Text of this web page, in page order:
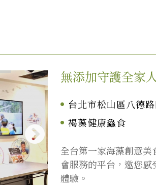
無添加守護全家
台北市松山區八德
褐藻健康鱻食
全台第一家海藻創意
會服務的平台，邀您
體驗。